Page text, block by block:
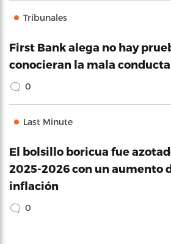
Tribunales
First Bank alega no hay
conocieran la mala
0
Last Minute
El bolsillo boricua fue
2025-2026 con un aumento
inflación
0